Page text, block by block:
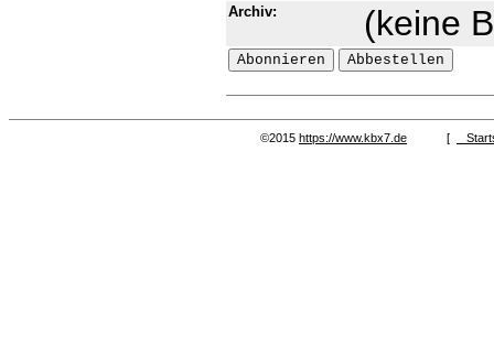
Archiv:
(keine
©2015 https://www.kbx7.de [